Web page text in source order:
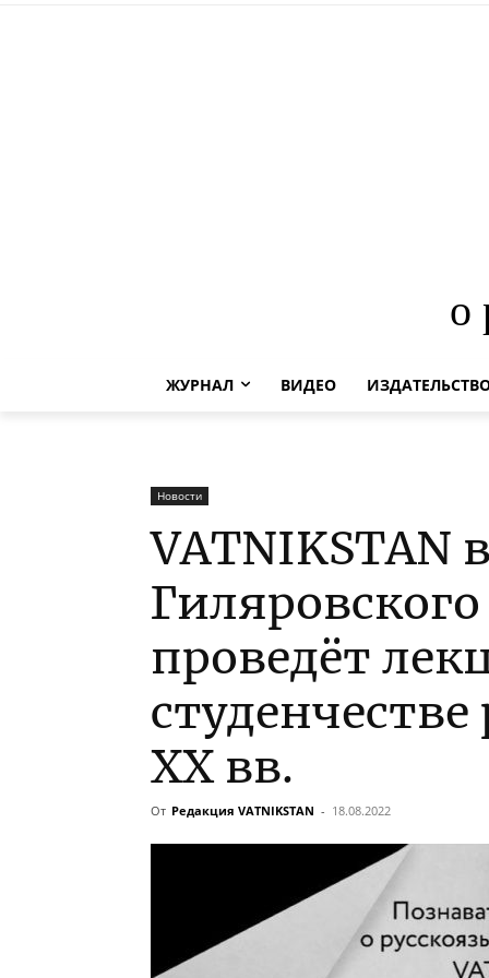
о
ЖУРНАЛ ВИДЕО
Новости
VATNIKSTAN
Гиляровского
проведёт
XX вв.
От Редакция VATNIKSTAN - 18.08.2022